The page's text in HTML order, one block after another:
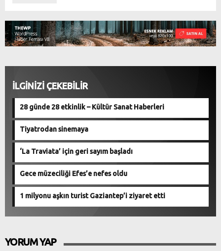
İLGİNİZİ ÇEKEBİLİR
28 günde 28 etkinlik – Kültür Sanat Haberleri
Tiyatrodan sinemaya
‘La Traviata’ için geri sayım başladı
Gece müzeciliği Efes’e nefes oldu
1 milyonu aşkın turist Gaziantep’i ziyaret etti
YORUM YAP